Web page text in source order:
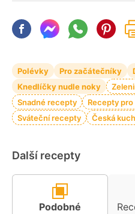
Polévky Pro začátečníky
Knedlíčky nudle noky
Snadné recepty
Recepty
Sváteční recepty
Česká
Další recepty
Podobné